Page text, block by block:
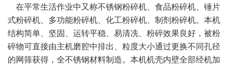
在平常生活作业中又称不锈钢粉碎机、食品粉碎机、锤片
式粉碎机、多功能粉碎机、化工粉碎机、制剂粉碎机。本机
结构简单、坚固、运转平稳、易清冼、粉碎效果良好，被粉
碎物可直接由主机磨腔中排出、粒度大小通过更换不同孔径
的网筛获得，全不锈钢材料制造。本机机壳内壁全部经机加